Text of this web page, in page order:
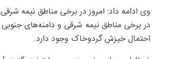
وی ادامه داد: امروز در برخی مناطق نیمه
در برخی مناطق نیمه شرقی و دامنه‌های
احتمال خیزش گردوخاک وجود دارد.